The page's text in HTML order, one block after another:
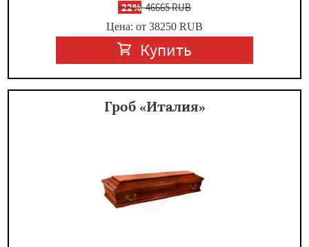
-22%46665 RUB
Цена: от 38250 RUB
Купить
Гроб «Италия»